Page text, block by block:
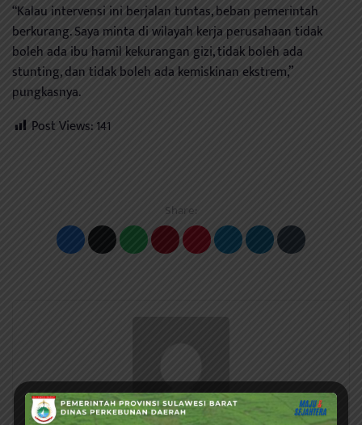
“Kalau intervensi ini berjalan tuntas, beban pemerintah
berkurang. Saya minta di wilayah kerja perusahaan tidak
boleh ada ibu hamil kekurangan gizi, tidak boleh ada
stunting, dan tidak boleh ada kemiskinan ekstrem,”
pungkasnya.
Post Views:141
Share: